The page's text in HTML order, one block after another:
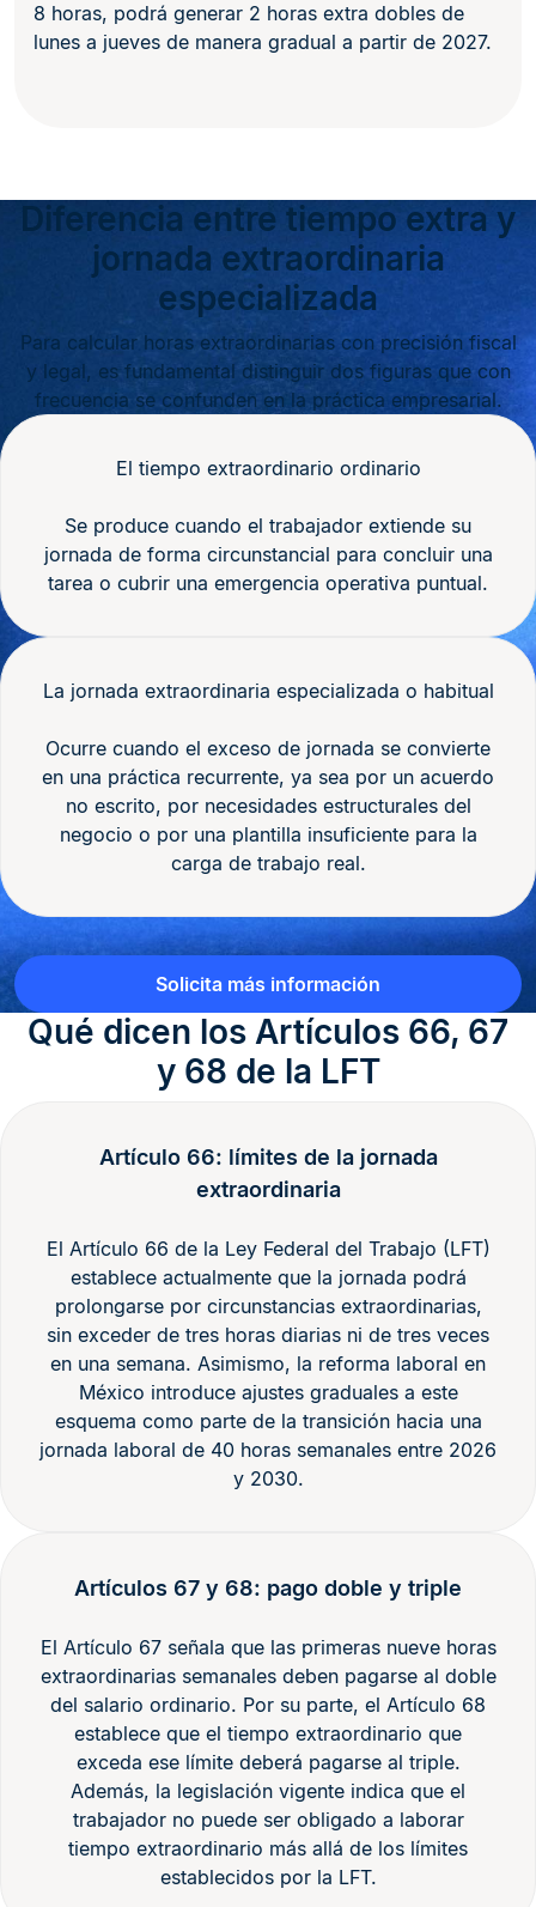
8 horas, podrá generar 2 horas extra dobles de
lunes a jueves de manera gradual a partir de 2027.
Diferencia entre tiempo extra y
jornada extraordinaria
especializada
Para calcular horas extraordinarias con precisión fiscal
y legal, es fundamental distinguir dos figuras que con
frecuencia se confunden en la práctica empresarial.
El tiempo extraordinario ordinario
Se produce cuando el trabajador extiende su
jornada de forma circunstancial para concluir una
tarea o cubrir una emergencia operativa puntual.
La jornada extraordinaria especializada o habitual
Ocurre cuando el exceso de jornada se convierte
en una práctica recurrente, ya sea por un acuerdo
no escrito, por necesidades estructurales del
negocio o por una plantilla insuficiente para la
carga de trabajo real.
Solicita más información
Qué dicen los Artículos 66, 67
y 68 de la LFT
Artículo 66: límites de la jornada
extraordinaria
El Artículo 66 de la Ley Federal del Trabajo (LFT)
establece actualmente que la jornada podrá
prolongarse por circunstancias extraordinarias,
sin exceder de tres horas diarias ni de tres veces
en una semana. Asimismo, la reforma laboral en
México introduce ajustes graduales a este
esquema como parte de la transición hacia una
jornada laboral de 40 horas semanales entre 2026
y 2030.
Artículos 67 y 68: pago doble y triple
El Artículo 67 señala que las primeras nueve horas
extraordinarias semanales deben pagarse al doble
del salario ordinario. Por su parte, el Artículo 68
establece que el tiempo extraordinario que
exceda ese límite deberá pagarse al triple.
Además, la legislación vigente indica que el
trabajador no puede ser obligado a laborar
tiempo extraordinario más allá de los límites
establecidos por la LFT.